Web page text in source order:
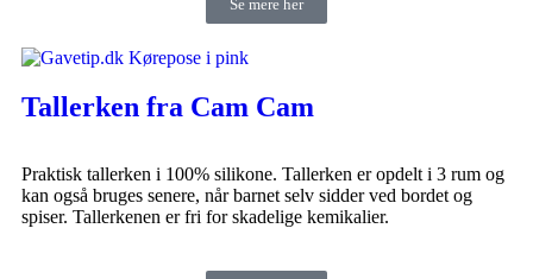
Se mere her
Tallerken fra Cam Cam
Praktisk tallerken i 100% silikone. Tallerken er opdelt i 3 rum og
kan også bruges senere, når barnet selv sidder ved bordet og
spiser. Tallerkenen er fri for skadelige kemikalier.